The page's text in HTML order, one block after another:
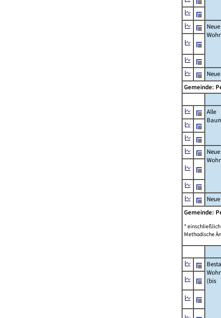
Neue
Gemeinde:
Alle
Neue
Gemeinde:
*
Methodische
(bis